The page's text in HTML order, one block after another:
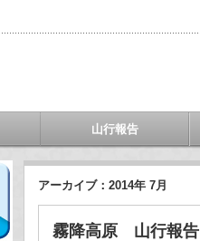
山行報告
アーカイブ：2014年 7月
霧降高原 山行報告